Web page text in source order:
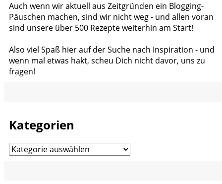
Auch wenn wir aktuell aus Zeitgründen ein Blogging-
Päuschen machen, sind wir nicht weg - und allen voran
sind unsere über 500 Rezepte weiterhin am Start!
Also viel Spaß hier auf der Suche nach Inspiration - und
wenn mal etwas hakt, scheu Dich nicht davor, uns zu
fragen!
Kategorien
Kategorien